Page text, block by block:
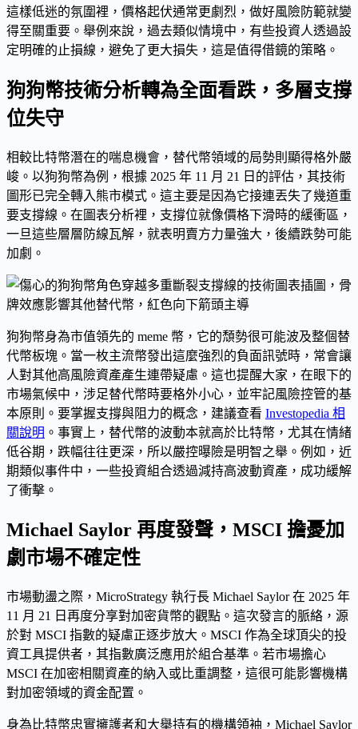
這樣低迷的氛圍裡，價格起伏通常更劇烈，做好風險防範就變
得至關重要。舉例來說，過去類似情境中，有些投資人透過設
定明確的止損線，避免了更大損失，這是值得借鏡的策略。
狗狗幣技術分析轉為全面看跌，多層支撐
位失守
相較比特幣潛在的喘息機會，替代幣領域的局勢則顯得格外嚴
峻。以狗狗幣為例，根據 2025 年 11 月 21 日的評估，其技術
圖形已完全轉入熊市模式。這主要是因為它接連丟失了幾道重
要支撐線。在圖表分析裡，支撐位就像價格下滑時的緩衝區，
一旦這些層層防線瓦解，就表明賣方力量強大，後續跌勢可能
加劇。
狗狗幣身為市值領先的 meme 幣，它的頹勢很可能波及整個替
代幣板塊。當一枚主流幣發出這麼強烈的負面訊號時，常會讓
人對其他高風險資產產生連帶疑慮。這也提醒大家，在眼下的
市場氣候中，涉足替代幣時要格外小心，並牢記風險控管的基
本原則。要掌握支撐與阻力的概念，建議查看 Investopedia 相
關說明 。事實上，替代幣的波動本就高於比特幣，尤其在情緒
低谷期，跌幅往往更深，所以嚴控曝險是明智之舉。例如，近
期類似事件中，一些投資組合透過減持高波動資產，成功緩解
了衝擊。
Michael Saylor 再度發聲，MSCI 擔憂加
劇市場不確定性
市場動盪之際，MicroStrategy 執行長 Michael Saylor 在 2025 年
11 月 21 日再度分享對加密貨幣的觀點。這次發言的脈絡，源
於對 MSCI 指數的疑慮正逐步放大。MSCI 作為全球頂尖的投
資工具提供者，其指數廣泛應用於組合基準。若市場擔心
MSCI 在加密相關資產的納入或比重調整，這很可能影響機構
對加密領域的資金配置。
身為比特幣忠實擁護者和大舉持有的機構領袖，Michael Saylor